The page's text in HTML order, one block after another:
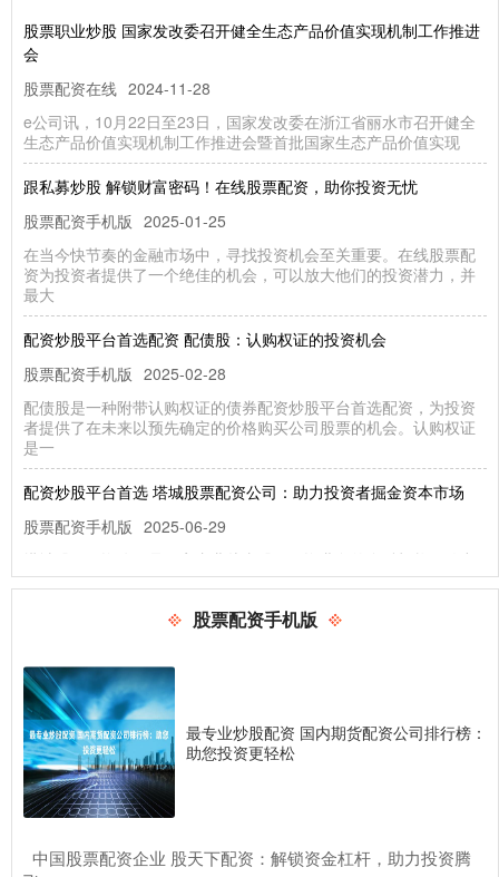
股票职业炒股 国家发改委召开健全生态产品价值实现机制工作推进
会
股票配资在线 2024-11-28
e公司讯，10月22日至23日，国家发改委在浙江省丽水市召开健全
生态产品价值实现机制工作推进会暨首批国家生态产品价值实现
跟私募炒股 解锁财富密码！在线股票配资，助你投资无忧
股票配资手机版 2025-01-25
在当今快节奏的金融市场中，寻找投资机会至关重要。在线股票配
资为投资者提供了一个绝佳的机会，可以放大他们的投资潜力，并
最大
配资炒股平台首选配资 配债股：认购权证的投资机会
股票配资手机版 2025-02-28
配债股是一种附带认购权证的债券配资炒股平台首选配资，为投资
者提供了在未来以预先确定的价格购买公司股票的机会。认购权证
是一
配资炒股平台首选 塔城股票配资公司：助力投资者掘金资本市场
股票配资手机版 2025-06-29
塔城股票配资公司是一家专业从事股票配资业务的金融机构，致力
于为投资者提供安全、便捷、高效的配资服务。公司拥有雄厚的资
股票配资网
2026-03-10
在瞬息万变的投资市场中，北京股票配资网股票结构化配资应运而
生，为投资者提供了一条解锁投资新机遇的便捷之路。通过配资服
务股
大同股票配资操作指南
在股市投资中，配资作为一种放大资金杠杆的方式股票配资在线，
股票配资手机版
最专业炒股配资 国内期货配资公司排行榜：
助您投资更轻松
​中国股票配资企业 股天下配资：解锁资金杠杆，助力投资腾